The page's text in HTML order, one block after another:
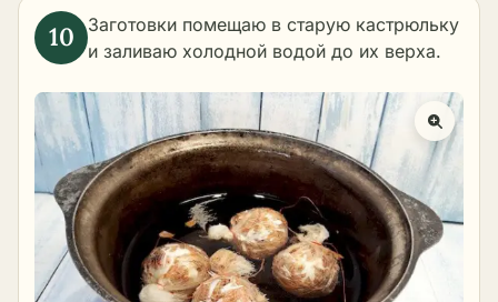
Заготовки помещаю в старую кастрюльку
и заливаю холодной водой до их верха.